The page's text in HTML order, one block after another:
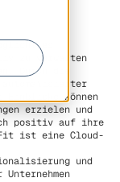
es
zu verwalten
Durch die
automatisierter
Einblicke können
erzielen und
positiv auf ihre
ist eine Cloud-
und